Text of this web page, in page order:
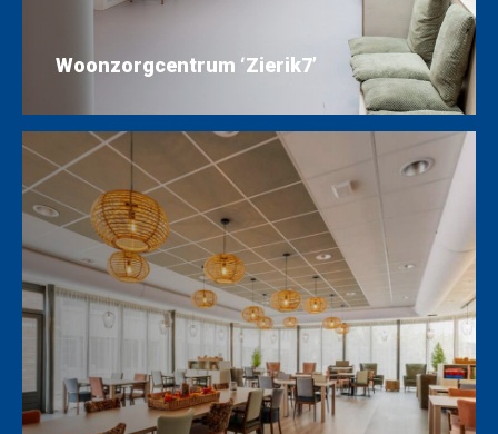
Woonzorgcentrum ‘Zierik7’